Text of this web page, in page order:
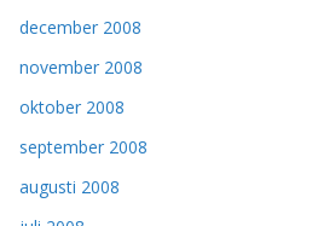
december 2008
november 2008
oktober 2008
september 2008
augusti 2008